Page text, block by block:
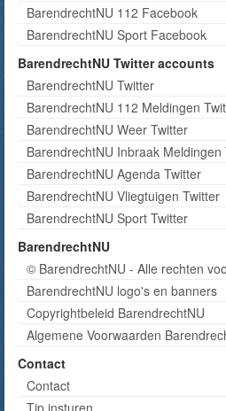
BarendrechtNU 112 Facebook
BarendrechtNU Sport Facebook
BarendrechtNU Twitter accounts
BarendrechtNU Twitter
BarendrechtNU 112 Meldingen
BarendrechtNU Weer Twitter
BarendrechtNU Inbraak Meldingen
BarendrechtNU Agenda Twitter
BarendrechtNU Vliegtuigen Twitter
BarendrechtNU Sport Twitter
BarendrechtNU
© BarendrechtNU - Alle rechten
BarendrechtNU logo's en banners
Copyrightbeleid BarendrechtNU
Algemene Voorwaarden
Contact
Contact
Tip insturen